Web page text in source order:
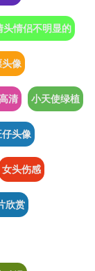
头情侣不明显的
头像
清 小天使绿植
头像
女头伤感
欣赏